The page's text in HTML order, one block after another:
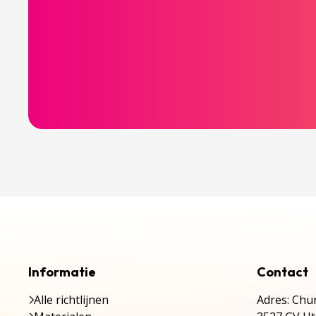
Informatie
Alle richtlijnen
Contact
Adres: